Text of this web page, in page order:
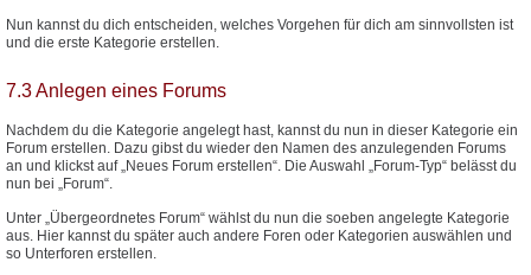
Nun kannst du dich entscheiden, welches Vorgehen für dich am sinnvollsten ist
und die erste Kategorie erstellen.
7.3 Anlegen eines Forums
Nachdem du die Kategorie angelegt hast, kannst du nun in dieser Kategorie ein
Forum erstellen. Dazu gibst du wieder den Namen des anzulegenden Forums
an und klickst auf „Neues Forum erstellen“. Die Auswahl „Forum-Typ“ belässt du
nun bei „Forum“.
Unter „Übergeordnetes Forum“ wählst du nun die soeben angelegte Kategorie
aus. Hier kannst du später auch andere Foren oder Kategorien auswählen und
so Unterforen erstellen.